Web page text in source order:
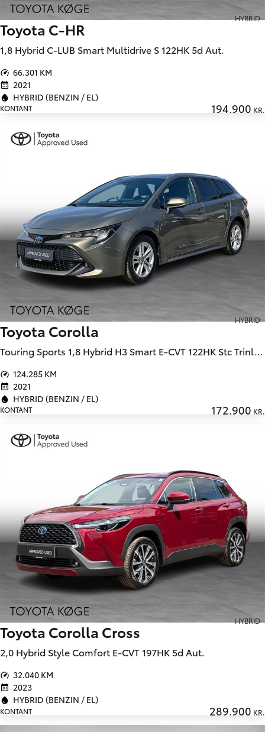
HYBRID
Toyota C-HR
1,8 Hybrid C-LUB Smart Multidrive S 122HK 5d Aut.
66.301 KM
2021
HYBRID (BENZIN / EL)
KONTANT 194.900 KR.
HYBRID
Toyota Corolla
Touring Sports 1,8 Hybrid H3 Smart E-CVT 122HK Stc Trinl. Gear
124.285 KM
2021
HYBRID (BENZIN / EL)
KONTANT 172.900 KR.
HYBRID
Toyota Corolla Cross
2,0 Hybrid Style Comfort E-CVT 197HK 5d Aut.
32.040 KM
2023
HYBRID (BENZIN / EL)
KONTANT 289.900 KR.